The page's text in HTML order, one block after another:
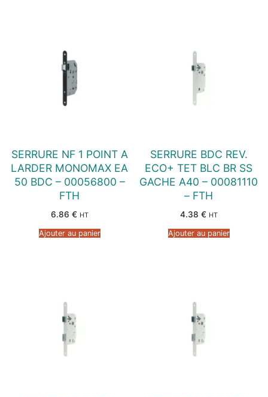
SERRURE NF 1 POINT A
LARDER MONOMAX EA
50 BDC – 00056800 –
FTH
6.86 € HT
Ajouter au panier
SERRURE BDC REV.
ECO+ TET BLC BR SS
GACHE A40 – 00081110
– FTH
4.38 € HT
Ajouter au panier